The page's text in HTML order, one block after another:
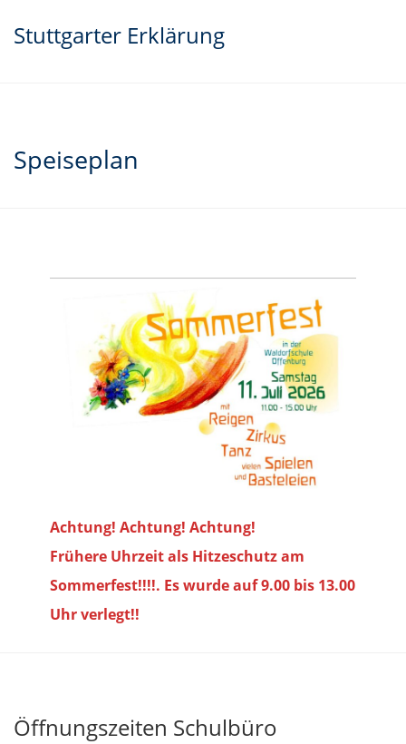
Stuttgarter Erklärung
Speiseplan
Achtung! Achtung! Achtung!
Frühere Uhrzeit als Hitzeschutz am
Sommerfest!!!!. Es wurde auf 9.00 bis 13.00
Uhr verlegt!!
Öffnungszeiten Schulbüro